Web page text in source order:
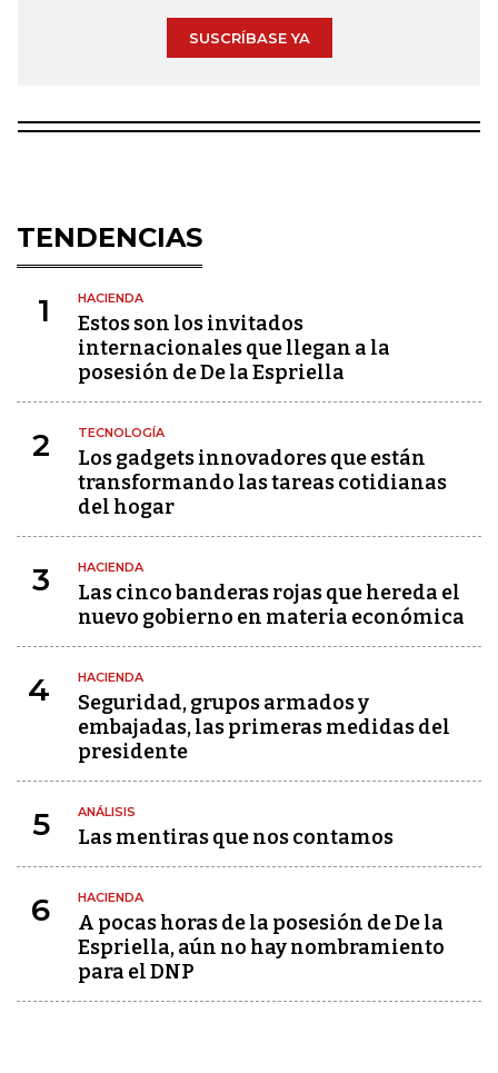
SUSCRÍBASE YA
TENDENCIAS
1 HACIENDA
Estos son los invitados
internacionales que llegan a la
posesión de De la Espriella
2 TECNOLOGÍA
Los gadgets innovadores que están
transformando las tareas cotidianas
del hogar
3 HACIENDA
Las cinco banderas rojas que hereda el
nuevo gobierno en materia económica
4 HACIENDA
Seguridad, grupos armados y
embajadas, las primeras medidas del
presidente
5 ANÁLISIS
Las mentiras que nos contamos
6 HACIENDA
A pocas horas de la posesión de De la
Espriella, aún no hay nombramiento
para el DNP